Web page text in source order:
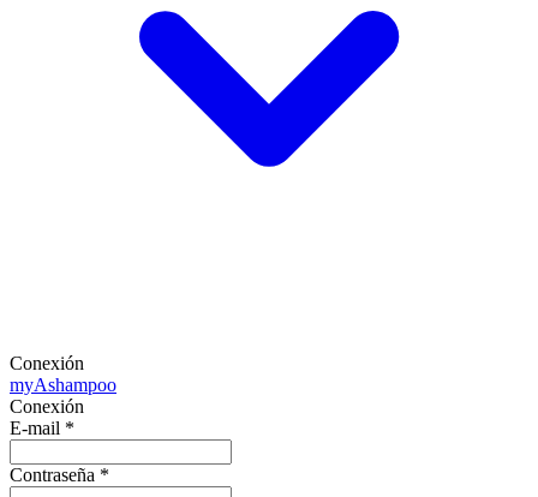
Conexión
myAshampoo
Conexión
E-mail *
Contraseña *